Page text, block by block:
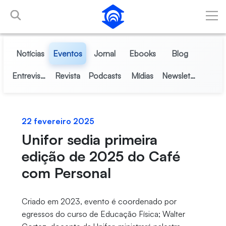
Pular para o Conteúdo principal
Notícias Eventos Jornal Ebooks Blog
Entrevistas Revista Podcasts Mídias Newsletter
22 fevereiro 2025
Unifor sedia primeira
edição de 2025 do Café
com Personal
Criado em 2023, evento é coordenado por
egressos do curso de Educação Física; Walter